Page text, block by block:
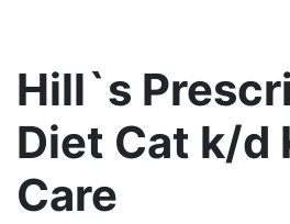
Hill`s
Diet Cat k/d
Care